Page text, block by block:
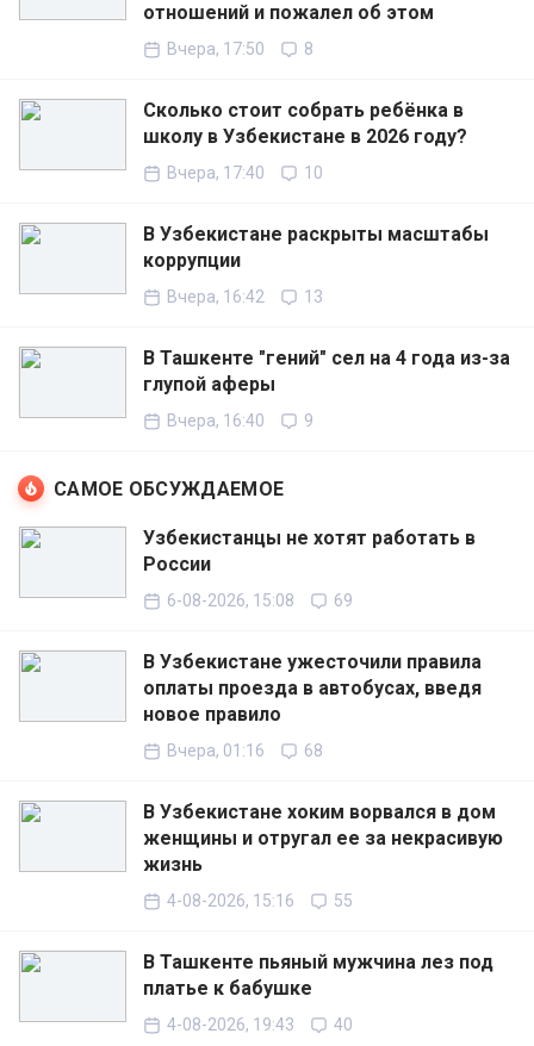
отношений и пожалел об этом
Вчера, 17:50 8
Сколько стоит собрать ребёнка в
школу в Узбекистане в 2026 году?
Вчера, 17:40 10
В Узбекистане раскрыты масштабы
коррупции
Вчера, 16:42 13
В Ташкенте "гений" сел на 4 года из-за
глупой аферы
Вчера, 16:40 9
САМОЕ ОБСУЖДАЕМОЕ
Узбекистанцы не хотят работать в
России
6-08-2026, 15:08 69
В Узбекистане ужесточили правила
оплаты проезда в автобусах, введя
новое правило
Вчера, 01:16 68
В Узбекистане хоким ворвался в дом
женщины и отругал ее за некрасивую
жизнь
4-08-2026, 15:16 55
В Ташкенте пьяный мужчина лез под
платье к бабушке
4-08-2026, 19:43 40